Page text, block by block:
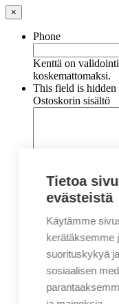
×
Phone
Kenttä on
koskemattomaksi.
This field is
Ostoskorin sisältö
Nimi*
Sähköposti*
Tietoa
evästeistä
Käytämme
kerätäksemme
suorituskykyä
sosiaalisen